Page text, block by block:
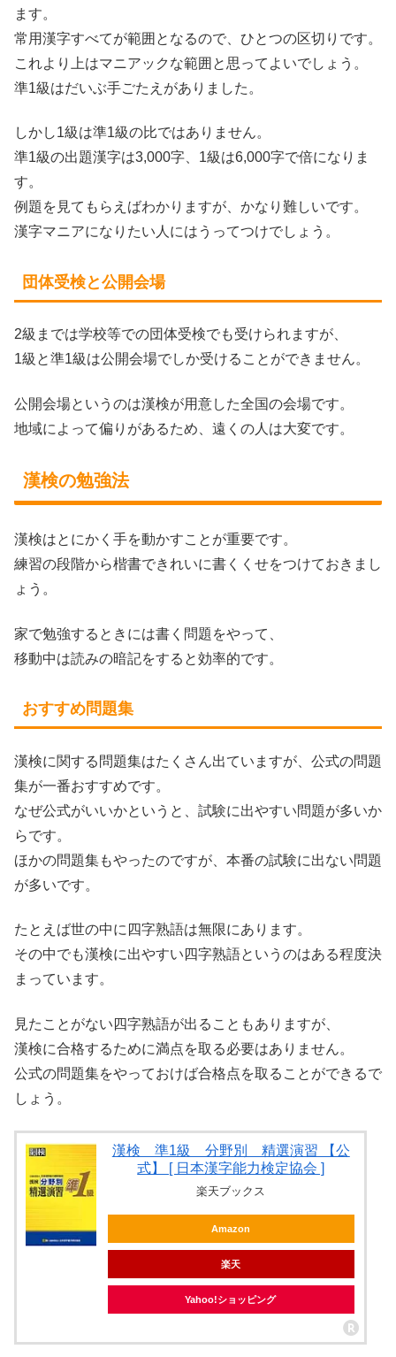
ます。
常用漢字すべてが範囲となるので、ひとつの区切りです。
これより上はマニアックな範囲と思ってよいでしょう。
準1級はだいぶ手ごたえがありました。
しかし1級は準1級の比ではありません。
準1級の出題漢字は3,000字、1級は6,000字で倍になりま
す。
例題を見てもらえばわかりますが、かなり難しいです。
漢字マニアになりたい人にはうってつけでしょう。
団体受検と公開会場
2級までは学校等での団体受検でも受けられますが、
1級と準1級は公開会場でしか受けることができません。
公開会場というのは漢検が用意した全国の会場です。
地域によって偏りがあるため、遠くの人は大変です。
漢検の勉強法
漢検はとにかく手を動かすことが重要です。
練習の段階から楷書できれいに書くくせをつけておきまし
ょう。
家で勉強するときには書く問題をやって、
移動中は読みの暗記をすると効率的です。
おすすめ問題集
漢検に関する問題集はたくさん出ていますが、公式の問題
集が一番おすすめです。
なぜ公式がいいかというと、試験に出やすい問題が多いか
らです。
ほかの問題集もやったのですが、本番の試験に出ない問題
が多いです。
たとえば世の中に四字熟語は無限にあります。
その中でも漢検に出やすい四字熟語というのはある程度決
まっています。
見たことがない四字熟語が出ることもありますが、
漢検に合格するために満点を取る必要はありません。
公式の問題集をやっておけば合格点を取ることができるで
しょう。
漢検 準1級 分野別 精選演習 【公
式】 [ 日本漢字能力検定協会 ]
楽天ブックス
Amazon
楽天
Yahoo!ショッピング